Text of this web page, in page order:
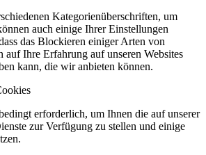
Kategorienüberschriften, um
auch einige Ihrer Einstellungen
das Blockieren einiger Arten von
Ihre Erfahrung auf unseren Websites
kann, die wir anbieten können.
erforderlich, um Ihnen die auf unserer
zur Verfügung zu stellen und einige